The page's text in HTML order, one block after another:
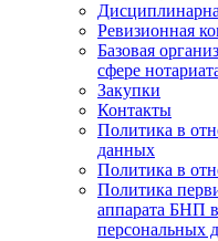
Ревизионная
Базовая
сфере
Закупки
Контакты
Политика в
данных
Политика в
Политика
аппарата БНП
персональных